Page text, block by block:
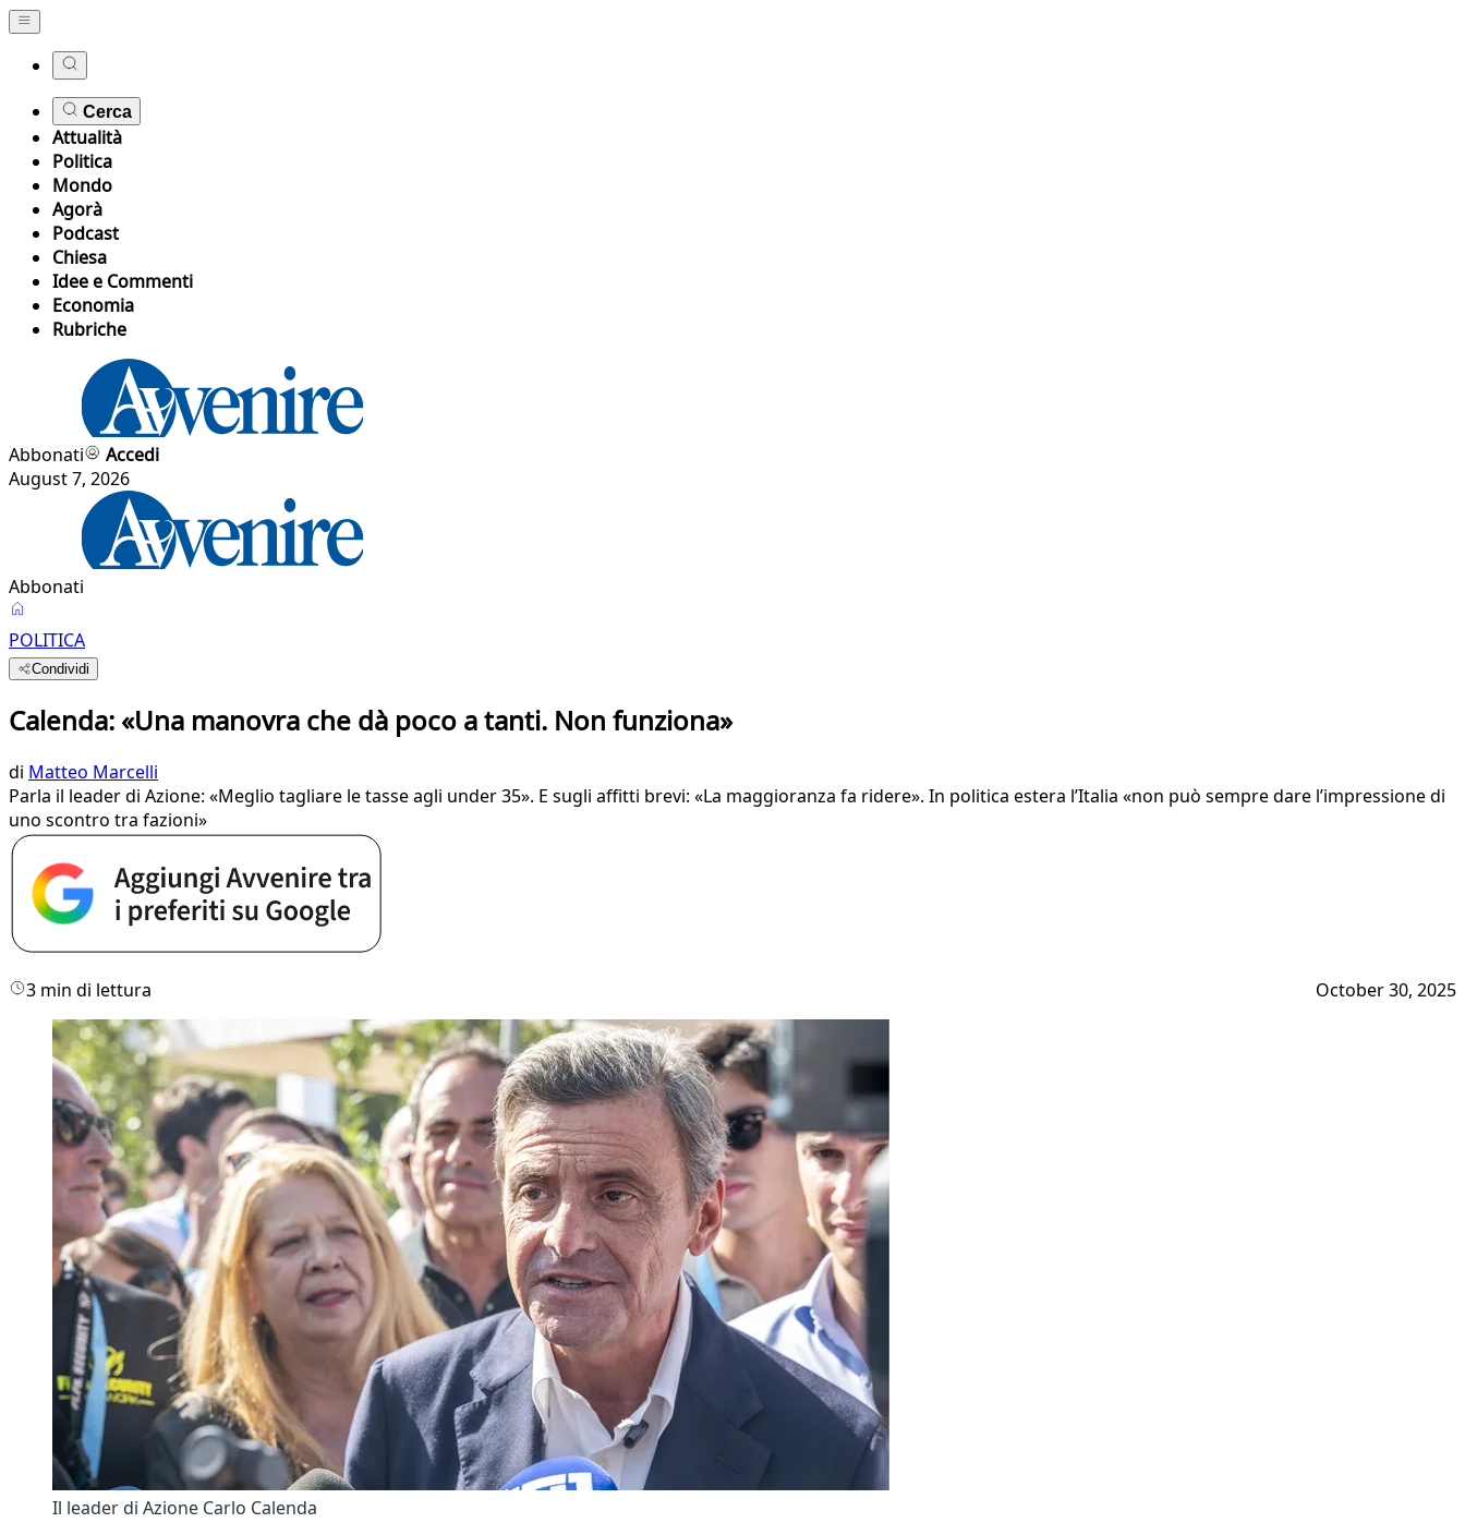
Cerca
Attualità
Politica
Mondo
Agorà
Podcast
Chiesa
Idee e Commenti
Economia
Rubriche
Abbonati
Accedi
August 7, 2026
Abbonati
POLITICA
Condividi
Calenda: «Una manovra che dà poco a tanti. Non funziona»
di Matteo Marcelli
Parla il leader di Azione: «Meglio tagliare le tasse agli under 35». E sugli affitti brevi: «La maggioranza fa ridere». In politica estera l’Italia «non può sempre dare l’impressione di
uno scontro tra fazioni»
3 min di lettura October 30, 2025
Il leader di Azione Carlo Calenda